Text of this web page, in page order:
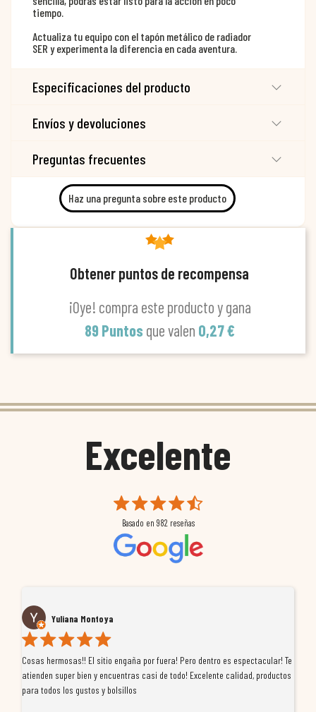
tiempo.
Actualiza tu equipo con el tapón metálico de radiador
SER y experimenta la diferencia en cada aventura.
Especificaciones del producto
Envíos y devoluciones
Preguntas frecuentes
Haz una pregunta sobre este producto
Obtener puntos de recompensa
¡Oye! compra este producto y gana
89 Puntos que valen 0,27 €
Excelente
Basado en 982 reseñas
Yuliana Montoya
Cosas hermosas!! El sitio engaña por fuera! Pero dentro es espectacular! Te
atienden super bien y encuentras casi de todo! Excelente calidad, productos
para todos los gustos y bolsillos